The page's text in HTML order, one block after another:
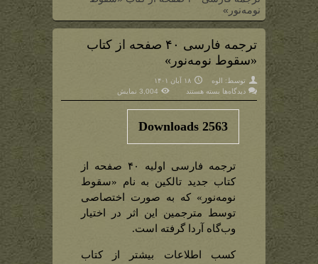
نومه‌نور»
ترجمه فارسی ۴۰ صفحه از کتاب
«سقوط نومه‌نور»
توسط: الوه
۱۸ آبان ۱۴۰۱
دیدگاه‌ها برای
صفحه
از
«سقوط
بسته هستند 3,004 نمایش
2563
Downloads
ترجمه فارسی اولیه ۴۰ صفحه از
کتاب جدید تالکین به نام «سقوط
نومه‌نور» که به صورت اختصاصی
توسط مترجمین این اثر در اختیار
وب‌گاه آردا گرفته است.
کسب اطلاعات بیشتر از کتاب